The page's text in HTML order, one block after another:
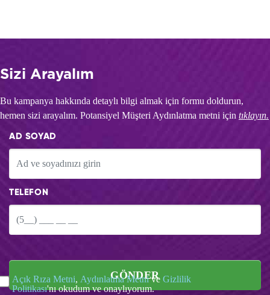
Sizi Arayalım
Bu kampanya hakkında detaylı bilgi almak için formu doldurun,
hemen sizi arayalım. Potansiyel Müşteri Aydınlatma metni için tıklayın.
AD SOYAD
TELEFON
GÖNDER
Açık Rıza Metni, Aydınlatma Metnive Gizlilik
Politikası'nı okudum ve onaylıyorum.